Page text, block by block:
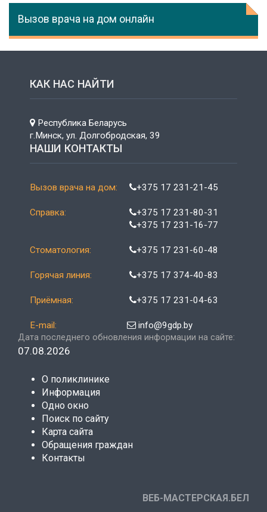
Вызов врача на дом онлайн
КАК НАС НАЙТИ
Республика Беларусь
г.Минск, ул. Долгобродская, 39
НАШИ КОНТАКТЫ
Вызов врача на дом: +375 17 231-21-45
Справка:
+375 17 231-80-31
+375 17 231-16-77
Стоматология: +375 17 231-60-48
Горячая линия: +375 17 374-40-83
Приёмная: +375 17 231-04-63
E-mail: info@9gdp.by
Дата последнего обновления информации на сайте:
07.08.2026
О поликлинике
Информация
Одно окно
Поиск по сайту
Карта сайта
Обращения граждан
Контакты
ВЕБ-МАСТЕРСКАЯ.БЕЛ